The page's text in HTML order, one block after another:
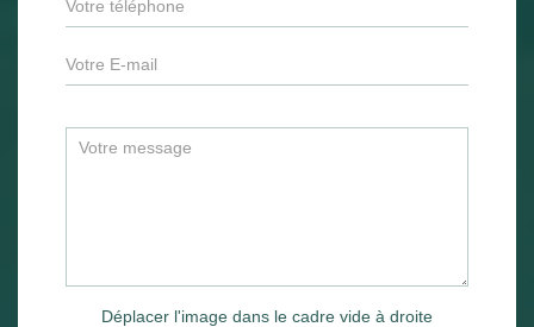
Déplacer l'image dans le cadre vide à droite